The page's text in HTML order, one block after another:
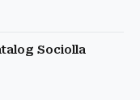
Sociolla